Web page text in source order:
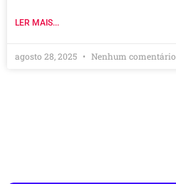
LER MAIS...
agosto 28, 2025 Nenhum comentário